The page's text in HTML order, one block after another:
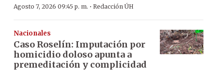
Agosto 7, 2026 09:45 p. m. · Redacción ÚH
Nacionales
Caso Roselín: Imputación por
homicidio doloso apunta a
premeditación y complicidad